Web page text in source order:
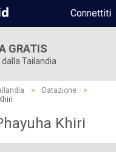
Connettiti
GRATIS
Tailandia
> Datazione
>
Khiri